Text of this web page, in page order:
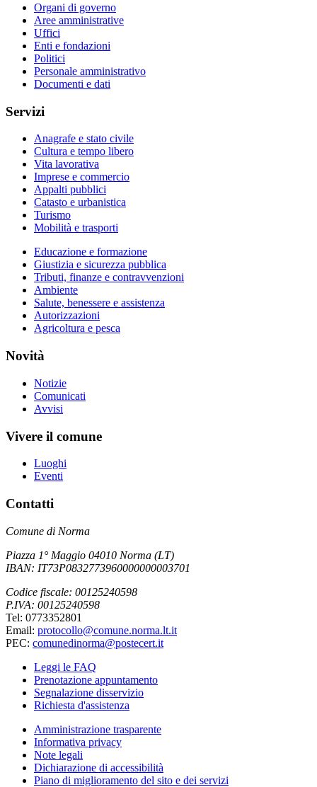
Organi di governo
Aree amministrative
Uffici
Enti e fondazioni
Politici
Personale amministrativo
Documenti e dati
Servizi
Anagrafe e stato civile
Cultura e tempo libero
Vita lavorativa
Imprese e commercio
Appalti pubblici
Catasto e urbanistica
Turismo
Mobilità e trasporti
Educazione e formazione
Giustizia e sicurezza pubblica
Tributi, finanze e contravvenzioni
Ambiente
Salute, benessere e assistenza
Autorizzazioni
Agricoltura e pesca
Novità
Notizie
Comunicati
Avvisi
Vivere il comune
Luoghi
Eventi
Contatti
Comune di Norma
Piazza 1° Maggio 04010 Norma (LT)
IBAN: IT73P0832773960000000003701
Codice fiscale: 00125240598
P.IVA: 00125240598
Tel: 0773352801
Email: protocollo@comune.norma.lt.it
PEC: comunedinorma@postecert.it
Leggi le FAQ
Prenotazione appuntamento
Segnalazione disservizio
Richiesta d'assistenza
Amministrazione trasparente
Informativa privacy
Note legali
Dichiarazione di accessibilità
Piano di miglioramento del sito e dei servizi